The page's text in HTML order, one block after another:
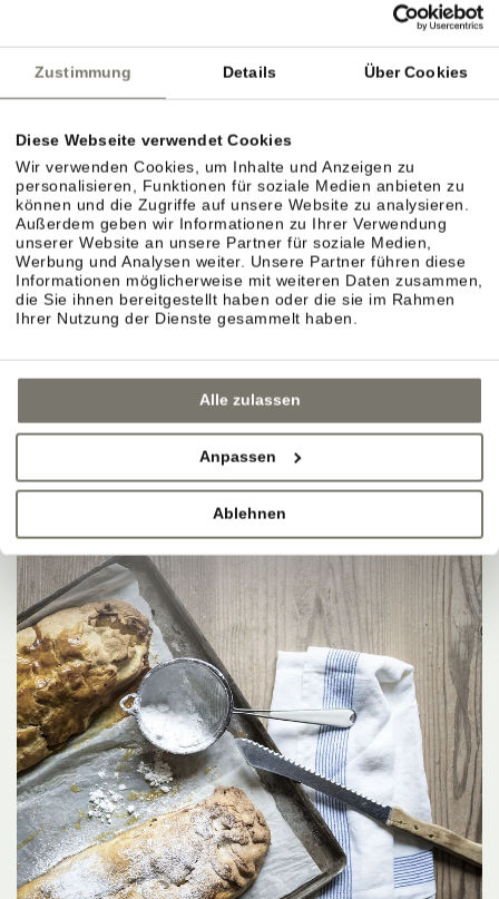
Zustimmung Details Über Cookies
Diese Webseite verwendet Cookies
Wir verwenden Cookies, um Inhalte und Anzeigen zu
personalisieren, Funktionen für soziale Medien anbieten zu
können und die Zugriffe auf unsere Website zu analysieren.
Außerdem geben wir Informationen zu Ihrer Verwendung
unserer Website an unsere Partner für soziale Medien,
Werbung und Analysen weiter. Unsere Partner führen diese
Informationen möglicherweise mit weiteren Daten zusammen,
die Sie ihnen bereitgestellt haben oder die sie im Rahmen
Ihrer Nutzung der Dienste gesammelt haben.
Alle zulassen
Anpassen
Ablehnen